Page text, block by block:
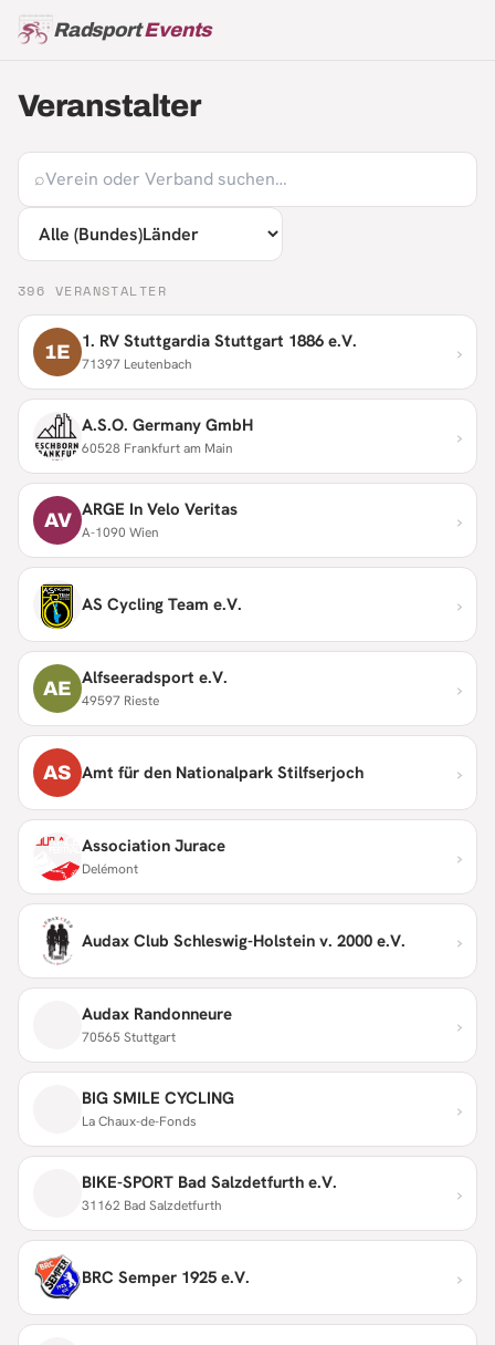
RadsportEvents
Veranstalter
⌕
396 VERANSTALTER
1E 1. RV Stuttgardia Stuttgart 1886 e.V.
71397 Leutenbach ›
A.S.O. Germany GmbH
60528 Frankfurt am Main ›
AV ARGE In Velo Veritas
A-1090 Wien ›
AS Cycling Team e.V. ›
AE Alfseeradsport e.V.
49597 Rieste ›
AS Amt für den Nationalpark Stilfserjoch ›
Association Jurace
Delémont ›
Audax Club Schleswig-Holstein v. 2000 e.V. ›
Audax Randonneure
70565 Stuttgart ›
BIG SMILE CYCLING
La Chaux-de-Fonds ›
BIKE-SPORT Bad Salzdetfurth e.V.
31162 Bad Salzdetfurth ›
BRC Semper 1925 e.V. ›